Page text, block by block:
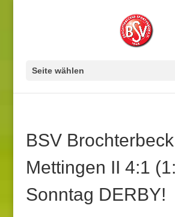
Seite wählen
BSV
Mettingen II 4:1
Sonntag DERBY!